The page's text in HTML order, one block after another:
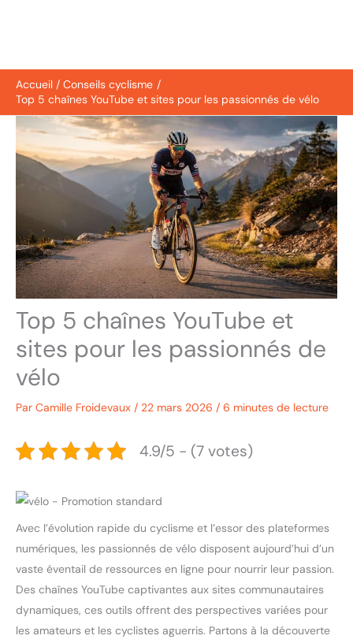
Accueil
Conseils cyclisme
Top 5 chaînes YouTube et sites pour les passionnés de vélo
Top 5 chaînes YouTube et
sites pour les passionnés de
vélo
Par Camille Froidevaux / 22 mars 2026 / 6 minutes de lecture
4.9/5 - (7 votes)
Avec l’évolution rapide du cyclisme et l’essor des plateformes
numériques, les passionnés de vélo disposent aujourd’hui d’un
vaste éventail de ressources en ligne pour nourrir leur passion.
Des chaînes YouTube captivantes aux sites communautaires
dynamiques, ces outils offrent des perspectives variées pour
les amateurs et les cyclistes aguerris. Partons à la découverte